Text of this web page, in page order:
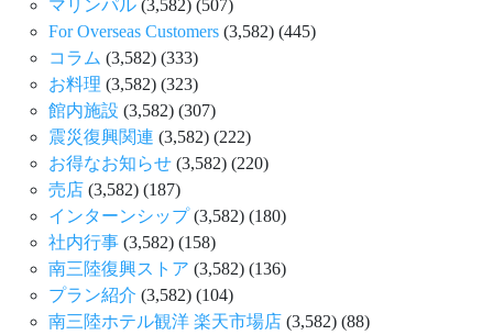
マリンパル (3,582) (507)
For Overseas Customers (3,582) (445)
コラム (3,582) (333)
お料理 (3,582) (323)
館内施設 (3,582) (307)
震災復興関連 (3,582) (222)
お得なお知らせ (3,582) (220)
売店 (3,582) (187)
インターンシップ(3,582) (180)
社内行事 (3,582) (158)
南三陸復興ストア (3,582) (136)
プラン紹介 (3,582) (104)
南三陸ホテル観洋 楽天市場店 (3,582) (88)